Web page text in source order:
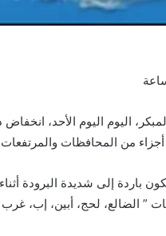
باردة إلى شديدة البرودة
” الضالع، لحج، أبين، إب،